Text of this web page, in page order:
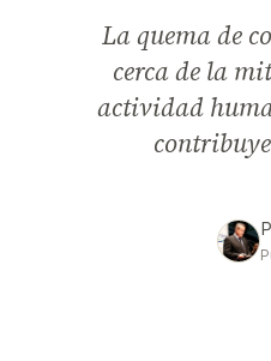
La quema de
cerca de la
actividad